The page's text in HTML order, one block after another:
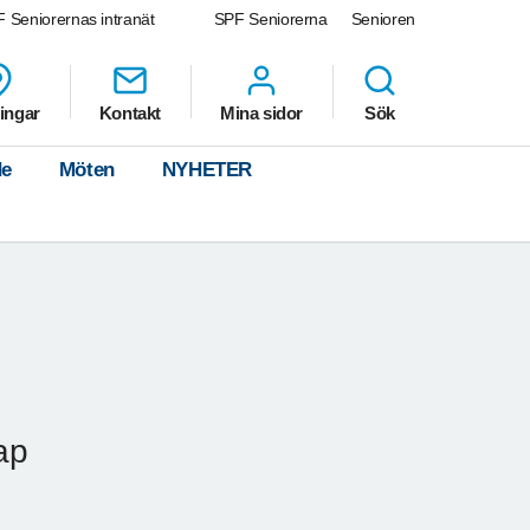
SPF Seniorerna Senioren
Seniorernas intranät
Kontakt Mina sidor Sök
Möten NYHETER